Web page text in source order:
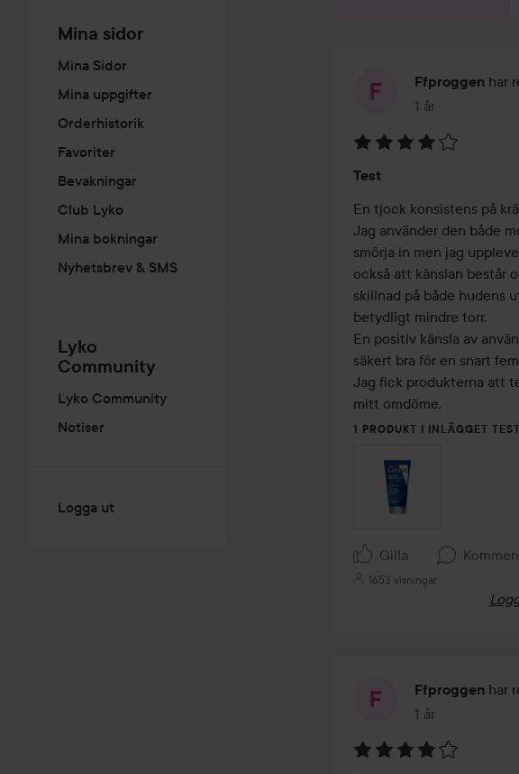
Mina sidor
Mina Sidor
Mina uppgifter
Orderhistorik
Favoriter
Bevakningar
Club Lyko
Mina bokningar
Nyhetsbrev & SMS
Lyko
Community
Lyko Community
Notiser
Logga ut
Ffproggen har
1 år
Inlägget
4
av
5
Test
En tjock konsistens på
Jag använder den både
smörja in men jag
också att känslan består
skillnad på både hudens
betydligt mindre torr.
En positiv känsla av
säkert bra för en snart
Jag fick produkterna att
mitt omdöme.
1 PRODUKT I INLÄGGET TEST
Gilla
1653 visningar
Ffproggen har
1 år
Inlägget